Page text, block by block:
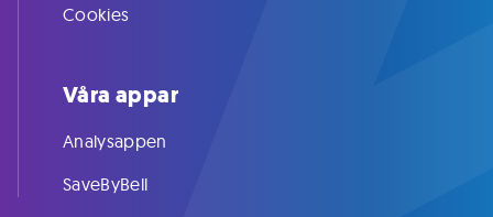
Cookies
Våra appar
Analysappen
SaveByBell